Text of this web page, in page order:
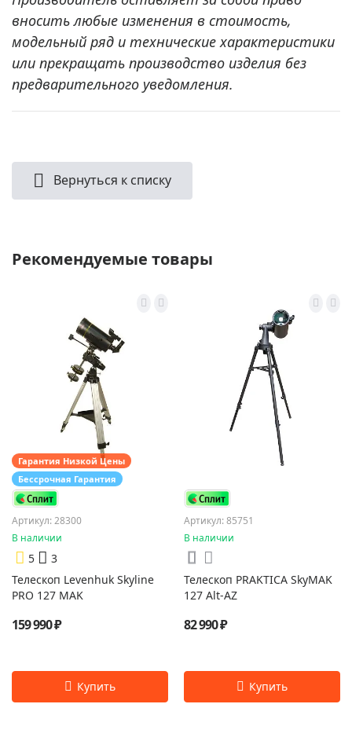
вносить любые изменения в стоимость,
модельный ряд и технические характеристики
или прекращать производство изделия без
предварительного уведомления.
Вернуться к списку
Рекомендуемые товары
Гарантия Низкой Цены
Бессрочная Гарантия
Артикул: 28300
В наличии
5
3
Телескоп Levenhuk Skyline
PRO 127 MAK
159 990 ₽
Артикул: 85751
В наличии
Телескоп PRAKTICA SkyMAK
127 Alt-AZ
82 990 ₽